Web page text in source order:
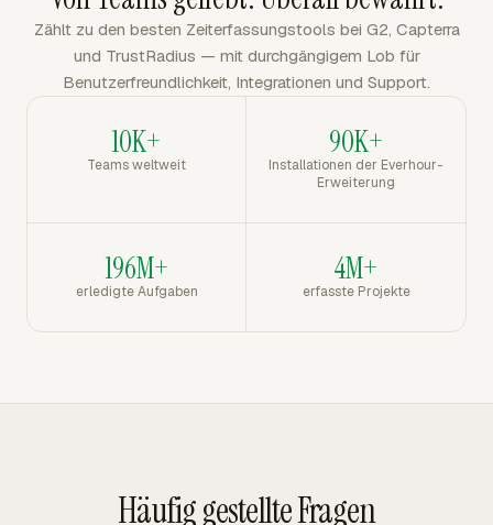
Zählt zu den besten Zeiterfassungstools bei G2, Capterra
und TrustRadius — mit durchgängigem Lob für
Benutzerfreundlichkeit, Integrationen und Support.
10K+
Teams weltweit
90K+
Installationen der Everhour-
Erweiterung
196M+
erledigte Aufgaben
4M+
erfasste Projekte
Häufig gestellte Fragen